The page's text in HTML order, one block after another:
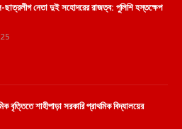
ছাত্রলীগ নেতা দুই সহোদরের রাজত্ব: পুলিশি হস্তক্ষেপ
বৃত্তিতে শাহীপাড়া সরকারি প্রাথমিক বিদ্যালয়ের